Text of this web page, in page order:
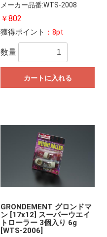
メーカー品番:WTS-2008
￥802
獲得ポイント ：8pt
数量
カートに入れる
GRONDEMENT グロンドマ
ン [17x12] スーパーウエイ
トローラー 3個入り 6g
[WTS-2006]